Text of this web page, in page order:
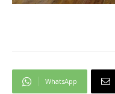
WhatsApp